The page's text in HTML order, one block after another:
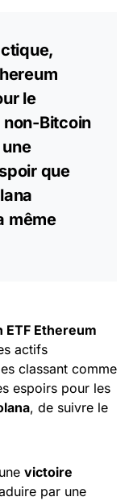
le
non-Bitcoin
que
même
ETF Ethereum
actifs
classant comme
espoirs pour les
, de suivre le
victoire
par une